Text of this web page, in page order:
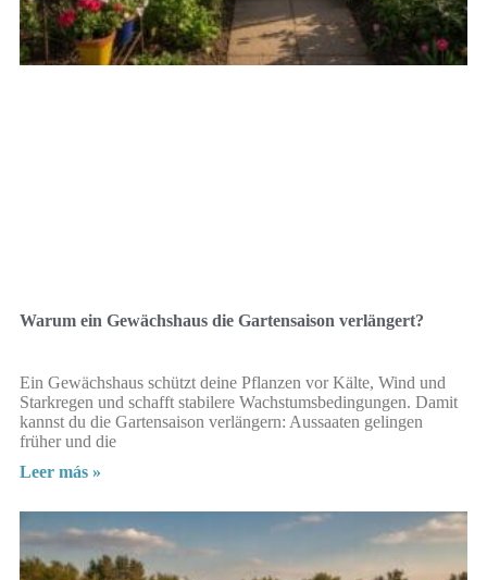
Warum ein Gewächshaus die Gartensaison verlängert?
Ein Gewächshaus schützt deine Pflanzen vor Kälte, Wind und
Starkregen und schafft stabilere Wachstumsbedingungen. Damit
kannst du die Gartensaison verlängern: Aussaaten gelingen
früher und die
Leer más »